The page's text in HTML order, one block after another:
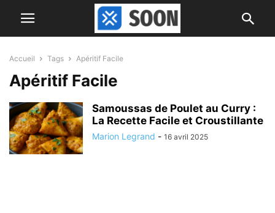
Accueil Tags Apéritif Facile
Apéritif Facile
Samoussas de Poulet au Curry :
La Recette Facile et Croustillante
Marion Legrand - 16 avril 2025